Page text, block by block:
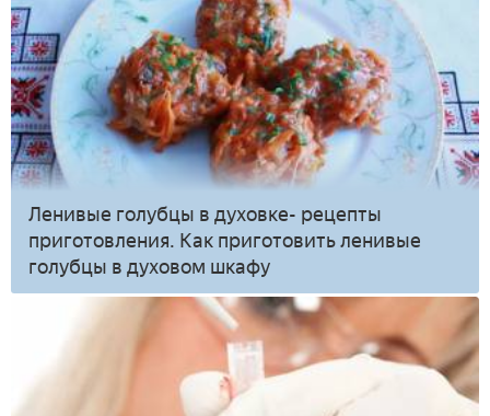
Ленивые голубцы в духовке- рецепты
приготовления. Как приготовить ленивые
голубцы в духовом шкафу